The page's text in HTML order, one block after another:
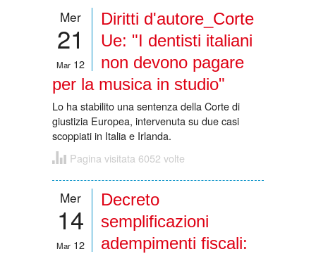
Mer
21
Mar 12
Diritti d'autore_Corte
Ue: "I dentisti italiani
non devono pagare
per la musica in studio"
Lo ha stabilito una sentenza della Corte di
giustizia Europea, intervenuta su due casi
scoppiati in Italia e Irlanda.
Pagina visitata 6052 volte
Mer
14
Mar 12
Decreto
semplificazioni
adempimenti fiscali: